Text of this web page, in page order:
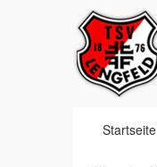
überspringen
Startseite